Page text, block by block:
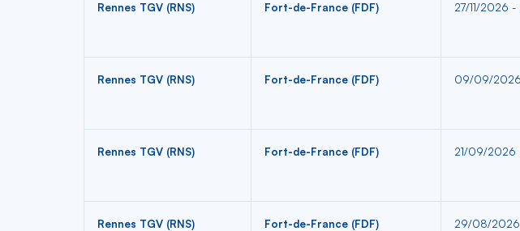
Rennes TGV (RNS) Fort-de-France (FDF) 27/11/2026
Rennes TGV (RNS) Fort-de-France (FDF) 09/09/
Rennes TGV (RNS) Fort-de-France (FDF) 21/09/
Rennes TGV (RNS) Fort-de-France (FDF) 29/08/